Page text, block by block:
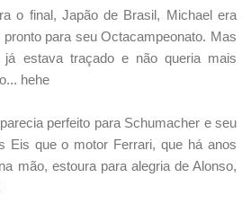
o final, Japão de Brasil, Michael era
para seu Octacampeonato. Mas
estava traçado e não queria mais
hehe
perfeito para Schumacher e seu
Eis que o motor Ferrari, que há anos
mão, estoura para alegria de Alonso,